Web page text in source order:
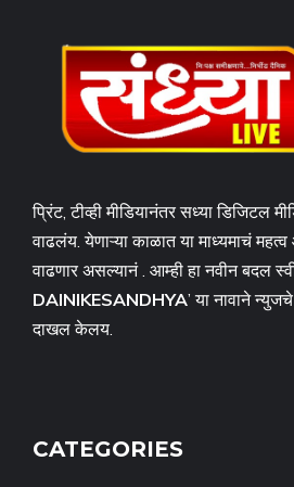
प्रिंट, टीव्ही मीडियानंतर सध्या डिजिटल
वाढलंय. येणाऱ्या काळात या माध्यमाचं
वाढणार असल्यानं . आम्ही हा नवीन बदल
DAINIKESANDHYA’ या नावाने
दाखल केलय.
CATEGORIES